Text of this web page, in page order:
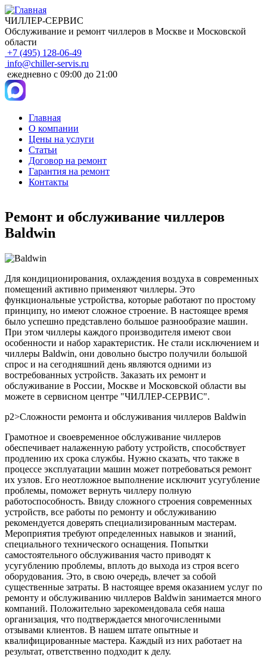
ЧИЛЛЕР-СЕРВИС
Обслуживание и ремонт чиллеров в Москве и Московской
области
+7 (495) 128-06-49
info@chiller-servis.ru
ежедневно с 09:00 до 21:00
Main
navigation
Главная
О компании
Цены на услуги
Статьи
Договор на ремонт
Гарантия на ремонт
Контакты
Ремонт и обслуживание чиллеров
Baldwin
Для кондиционирования, охлаждения воздуха в современных
помещений активно применяют чиллеры. Это
функциональные устройства, которые работают по простому
принципу, но имеют сложное строение. В настоящее время
было успешно представлено большое разнообразие машин.
При этом чиллеры каждого производителя имеют свои
особенности и набор характеристик. Не стали исключением и
чиллеры Baldwin, они довольно быстро получили большой
спрос и на сегодняшний день являются одними из
востребованных устройств. Заказать их ремонт и
обслуживание в России, Москве и Московской области вы
можете в сервисном центре "ЧИЛЛЕР-СЕРВИС".
р2>Сложности ремонта и обслуживания чиллеров Baldwin
Грамотное и своевременное обслуживание чиллеров
обеспечивает налаженную работу устройств, способствует
продлению их срока службы. Нужно сказать, что также в
процессе эксплуатации машин может потребоваться ремонт
их узлов. Его неотложное выполнение исключит усугубление
проблемы, поможет вернуть чиллеру полную
работоспособность. Ввиду сложного строения современных
устройств, все работы по ремонту и обслуживанию
рекомендуется доверять специализированным мастерам.
Мероприятия требуют определенных навыков и знаний,
специального технического оснащения. Попытки
самостоятельного обслуживания часто приводят к
усугублению проблемы, вплоть до выхода из строя всего
оборудования. Это, в свою очередь, влечет за собой
существенные затраты. В настоящее время оказанием услуг по
ремонту и обслуживанию чиллеров Baldwin занимается много
компаний. Положительно зарекомендовала себя наша
организация, что подтверждается многочисленными
отзывами клиентов. В нашем штате опытные и
квалифицированные мастера. Каждый из них работает на
результат, ответственно подходит к делу.